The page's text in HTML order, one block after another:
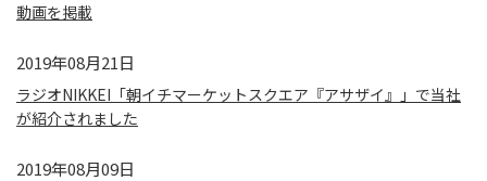
動画を掲載
2019年08月21日
ラジオNIKKEI「朝イチマーケットスクエア『アサザイ』」で当社
が紹介されました
2019年08月09日